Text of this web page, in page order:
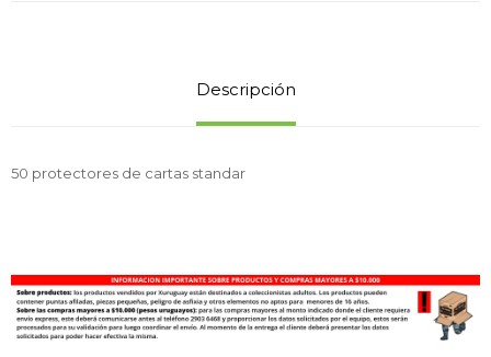
Descripción
50 protectores de cartas standar